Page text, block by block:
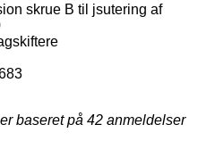
skrue B til jsutering af
baseret på 42 anmeldelser